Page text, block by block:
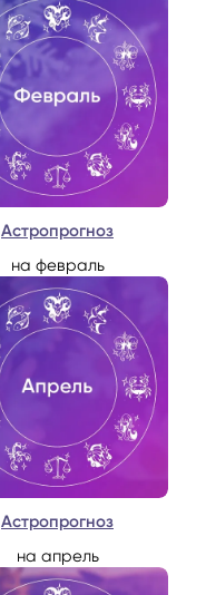
Астропрогноз
на февраль
Астропрогноз
на апрель